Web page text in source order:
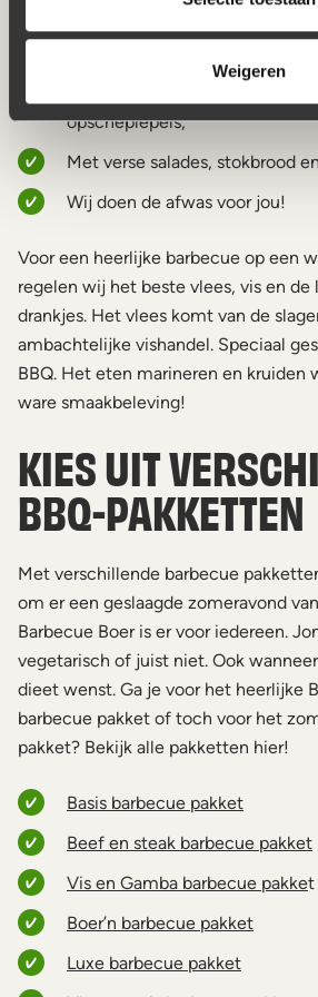
Weigeren
Wij regelen het slagersvlees en
opscheplepels;
Met verse salades, stokbrood
Wij doen de afwas voor jou!
Voor een heerlijke barbecue op een
regelen wij het beste vlees, vis en de
drankjes. Het vlees komt van de
ambachtelijke vishandel. Speciaal
BBQ. Het eten marineren en kruiden
ware smaakbeleving!
KIES UIT
BBQ-PAKKETTEN
Met verschillende barbecue
om er een geslaagde zomeravond
Barbecue Boer is er voor iedereen.
vegetarisch of juist niet. Ook
dieet wenst. Ga je voor het heerlijke
barbecue pakket of toch voor het
pakket? Bekijk alle pakketten hier!
Basis barbecue pakket
Beef en steak barbecue pakket
Vis en Gamba barbecue pakket
Boer’n barbecue pakket
Luxe barbecue pakket